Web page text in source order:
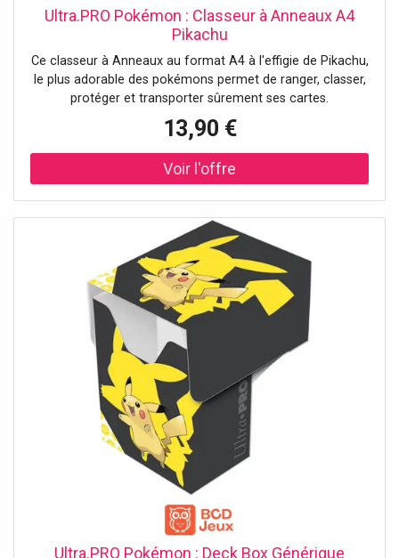
Ultra.PRO Pokémon : Classeur à Anneaux A4
Pikachu
Ce classeur à Anneaux au format A4 à l'effigie de Pikachu,
le plus adorable des pokémons permet de ranger, classer,
protéger et transporter sûrement ses cartes.
13,90 €
Ultra.PRO Pokémon : Deck Box Générique